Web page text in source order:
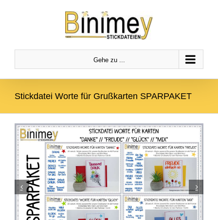
Gehe zu ...
Stickdatei Worte für Grußkarten SPARPAKET